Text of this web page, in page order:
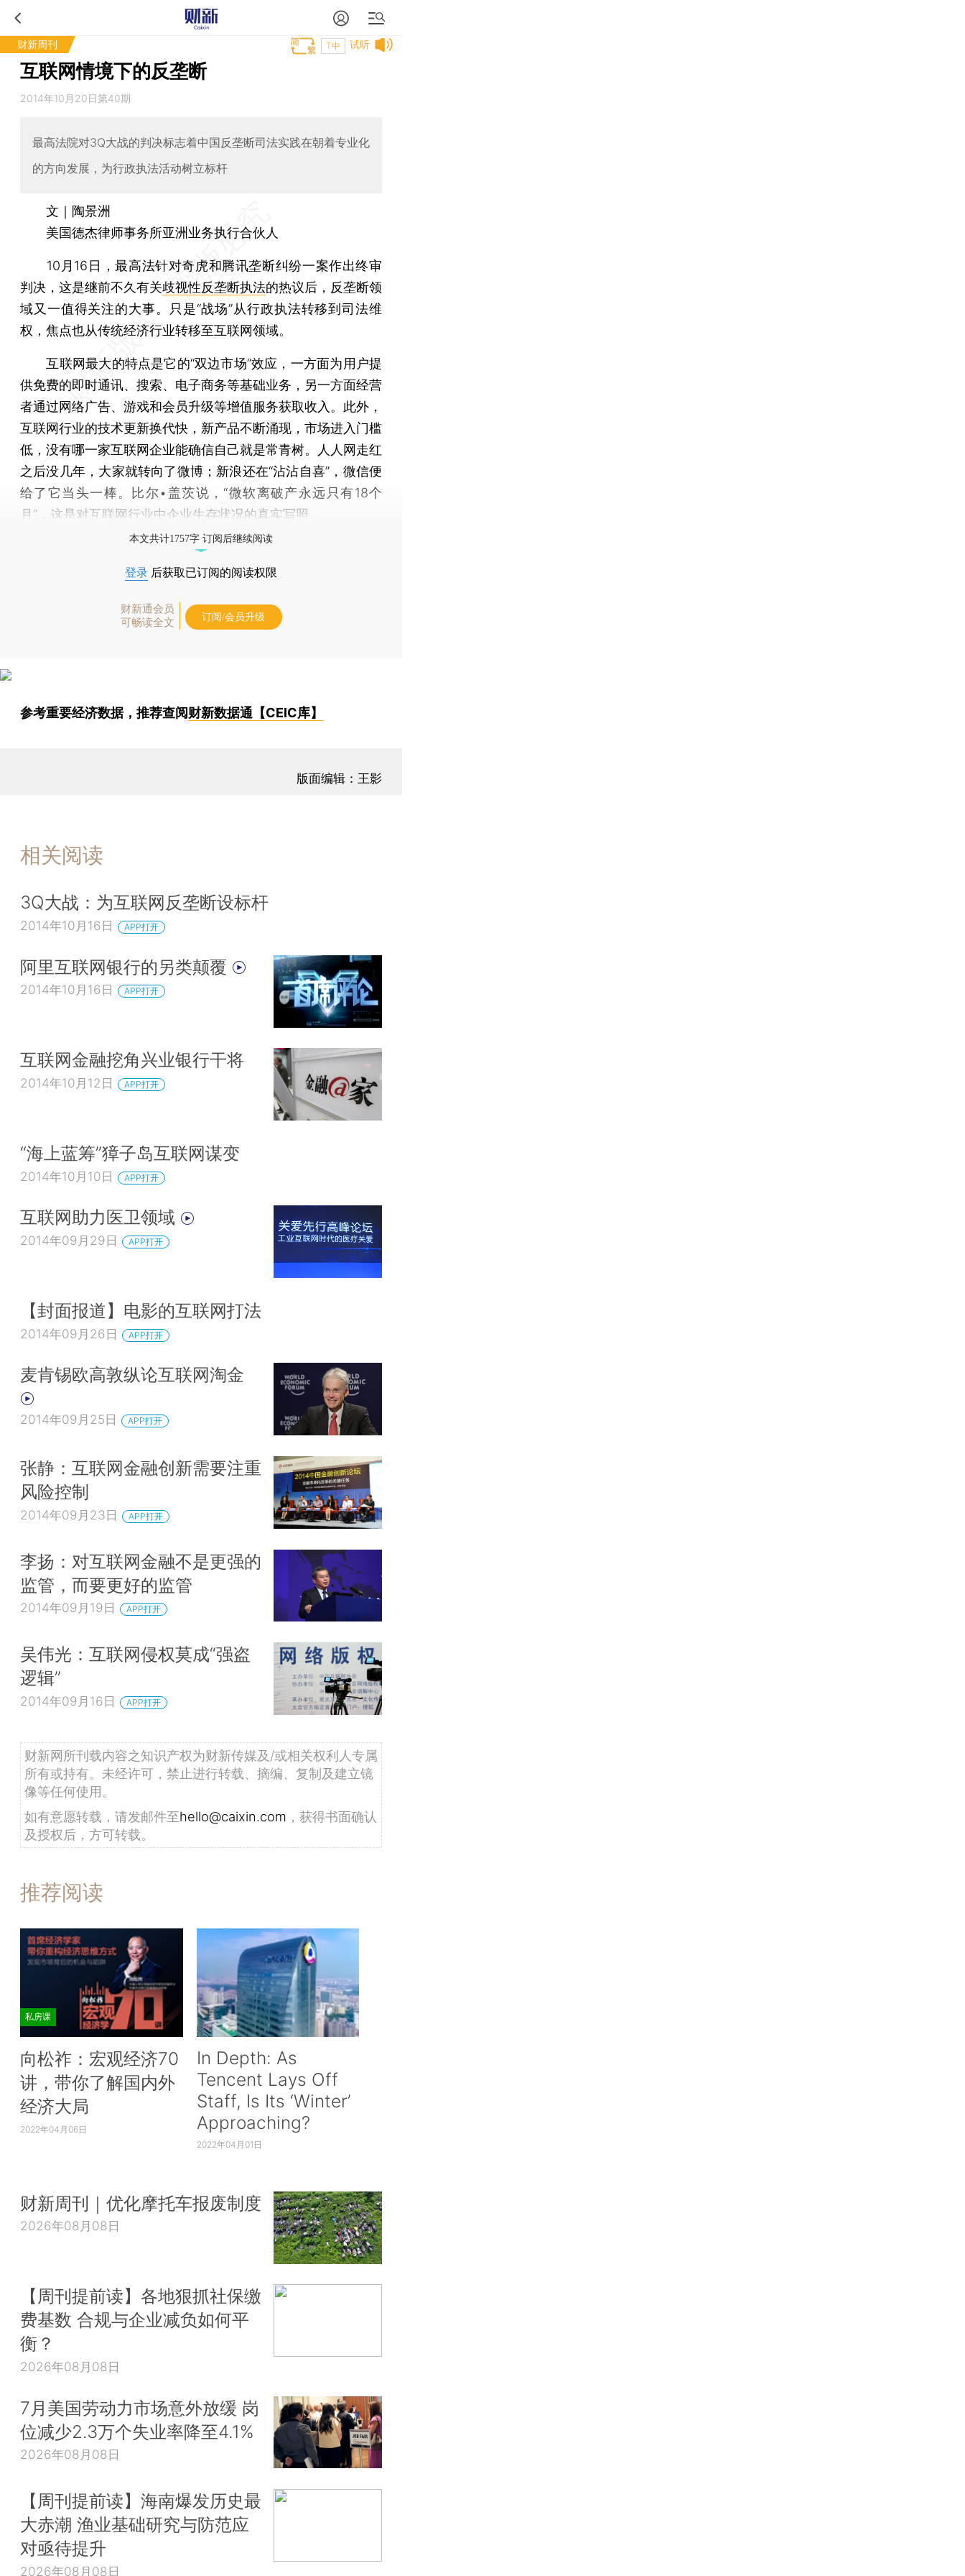
财新周刊 试听
T中
互联网情境下的反垄断
2014年10月20日第40期
最高法院对3Q大战的判决标志着中国反垄断司法实践在朝着专业化
的方向发展，为行政执法活动树立标杆
文｜陶景洲
美国德杰律师事务所亚洲业务执行合伙人
10月16日，最高法针对奇虎和腾讯垄断纠纷一案作出终审
判决，这是继前不久有关歧视性反垄断执法的热议后，反垄断领
域又一值得关注的大事。只是“战场”从行政执法转移到司法维
权，焦点也从传统经济行业转移至互联网领域。
互联网最大的特点是它的“双边市场”效应，一方面为用户提
供免费的即时通讯、搜索、电子商务等基础业务，另一方面经营
者通过网络广告、游戏和会员升级等增值服务获取收入。此外，
互联网行业的技术更新换代快，新产品不断涌现，市场进入门槛
低，没有哪一家互联网企业能确信自己就是常青树。人人网走红
之后没几年，大家就转向了微博；新浪还在“沾沾自喜”，微信便
给了它当头一棒。比尔•盖茨说，“微软离破产永远只有18个
月”，这是对互联网行业中企业生存状况的真实写照。
本文共计1757字 订阅后继续阅读
登录 后获取已订阅的阅读权限
财新通会员
可畅读全文
订阅/会员升级
参考重要经济数据，推荐查阅财新数据通【CEIC库】
版面编辑：王影
相关阅读
3Q大战：为互联网反垄断设标杆
2014年10月16日 APP打开
阿里互联网银行的另类颠覆
2014年10月16日 APP打开
互联网金融挖角兴业银行干将
2014年10月12日 APP打开
“海上蓝筹”獐子岛互联网谋变
2014年10月10日 APP打开
互联网助力医卫领域
2014年09月29日 APP打开
【封面报道】电影的互联网打法
2014年09月26日 APP打开
麦肯锡欧高敦纵论互联网淘金
2014年09月25日 APP打开
张静：互联网金融创新需要注重
风险控制
2014年09月23日 APP打开
李扬：对互联网金融不是更强的
监管，而要更好的监管
2014年09月19日 APP打开
吴伟光：互联网侵权莫成“强盗
逻辑”
2014年09月16日 APP打开
财新网所刊载内容之知识产权为财新传媒及/或相关权利人专属
所有或持有。未经许可，禁止进行转载、摘编、复制及建立镜
像等任何使用。
如有意愿转载，请发邮件至hello@caixin.com ，获得书面确认
及授权后，方可转载。
推荐阅读
私房课
向松祚：宏观经济70
讲，带你了解国内外
经济大局
2022年04月06日
In Depth: As
Tencent Lays Off
Staff, Is Its ‘Winter’
Approaching?
2022年04月01日
财新周刊｜优化摩托车报废制度
2026年08月08日
【周刊提前读】各地狠抓社保缴
费基数 合规与企业减负如何平
衡？
2026年08月08日
7月美国劳动力市场意外放缓 岗
位减少2.3万个失业率降至4.1%
2026年08月08日
【周刊提前读】海南爆发历史最
大赤潮 渔业基础研究与防范应
对亟待提升
2026年08月08日